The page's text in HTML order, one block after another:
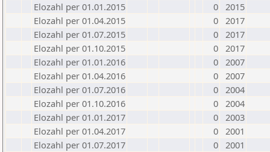
Elozahl per 01.01.2015
0 2015
Elozahl per 01.04.2015
0 2017
Elozahl per 01.07.2015
0 2017
Elozahl per 01.10.2015
0 2017
Elozahl per 01.01.2016
0 2007
Elozahl per 01.04.2016
0 2007
Elozahl per 01.07.2016
0 2004
Elozahl per 01.10.2016
0 2004
Elozahl per 01.01.2017
0 2003
Elozahl per 01.04.2017
0 2001
Elozahl per 01.07.2017
0 2001